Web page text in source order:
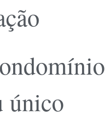
único